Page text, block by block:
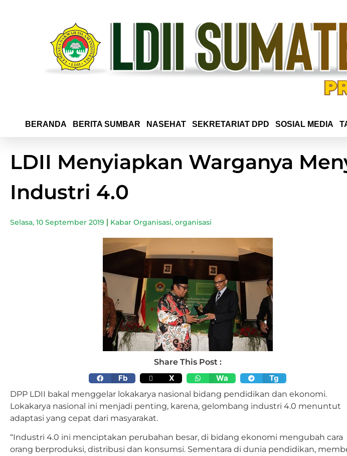
BERANDA BERITA SUMBAR NASEHAT SEKRETARIAT DPD SOSIAL MEDIA
LDII Menyiapkan Warganya
Industri 4.0
Selasa, 10 September 2019 Kabar Organisasi, organisasi
Share This Post :
Fb
X Wa
Tg
DPP LDII bakal menggelar lokakarya nasional bidang pendidikan dan ekonomi.
Lokakarya nasional ini menjadi penting, karena, gelombang industri 4.0 menuntut
adaptasi yang cepat dari masyarakat.
“Industri 4.0 ini menciptakan perubahan besar, di bidang ekonomi mengubah cara
orang berproduksi, distribusi dan konsumsi. Sementara di dunia pendidikan,